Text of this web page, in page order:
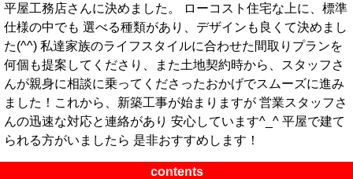
平屋工務店さんに決めました。 ローコスト住宅な上に、標準
仕様の中でも 選べる種類があり、デザインも良くて決めまし
た(^^) 私達家族のライフスタイルに合わせた間取りプランを
何個も提案してくださり、また土地契約時から、スタッフさ
んが親身に相談に乗ってくださったおかげでスムーズに進み
ました！これから、新築工事が始まりますが 営業スタッフさ
んの迅速な対応と連絡があり 安心しています^_^ 平屋で建て
られる方がいましたら 是非おすすめします！
contents